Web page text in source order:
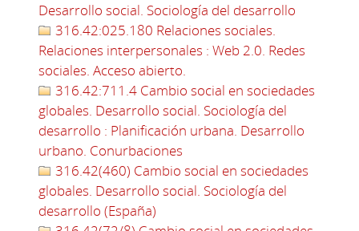
Desarrollo social. Sociología del desarrollo
316.42:025.180 Relaciones sociales.
Relaciones interpersonales : Web 2.0. Redes
sociales. Acceso abierto.
316.42:711.4 Cambio social en sociedades
globales. Desarrollo social. Sociología del
desarrollo : Planificación urbana. Desarrollo
urbano. Conurbaciones
316.42(460) Cambio social en sociedades
globales. Desarrollo social. Sociología del
desarrollo (España)